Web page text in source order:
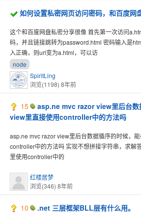
如何设置私密网页访问密码，和百度网
这个和百度网盘私密分享很像 首先第一次访问
码，并且链接跳转为password.html 密码输入是
入正确，则url变为a.html，可以访
node
SpiritLing
浏览(1198) 8年前
15
asp.ne mvc razor view里后台数
view里直接使用controller中的方法吗
asp.ne mvc razor view里后台数据循序的时候，
controller中的方法吗 实现不想拼接字符串，求解
里使用controller中的
红楼居梦
浏览(346) 8年前
10 .net 三层框架BLL层有什么用。